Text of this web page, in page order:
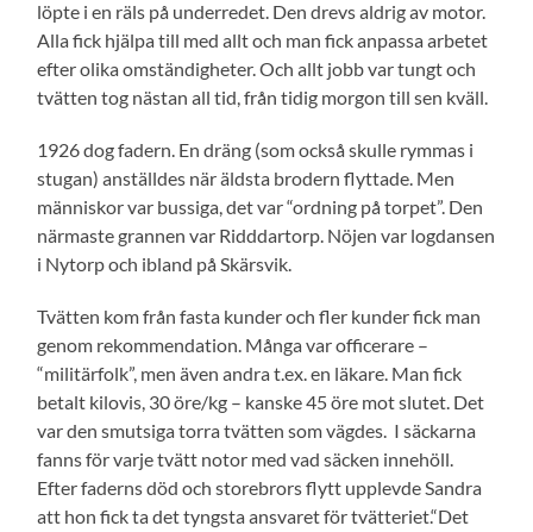
löpte i en räls på underredet. Den drevs aldrig av motor.
Alla fick hjälpa till med allt och man fick anpassa arbetet
efter olika omständigheter. Och allt jobb var tungt och
tvätten tog nästan all tid, från tidig morgon till sen kväll.
1926 dog fadern. En dräng (som också skulle rymmas i
stugan) anställdes när äldsta brodern flyttade. Men
människor var bussiga, det var “ordning på torpet”. Den
närmaste grannen var Ridddartorp. Nöjen var logdansen
i Nytorp och ibland på Skärsvik.
Tvätten kom från fasta kunder och fler kunder fick man
genom rekommendation. Många var officerare –
“militärfolk”, men även andra t.ex. en läkare. Man fick
betalt kilovis, 30 öre/kg – kanske 45 öre mot slutet. Det
var den smutsiga torra tvätten som vägdes. I säckarna
fanns för varje tvätt notor med vad säcken innehöll.
Efter faderns död och storebrors flytt upplevde Sandra
att hon fick ta det tyngsta ansvaret för tvätteriet.“Det